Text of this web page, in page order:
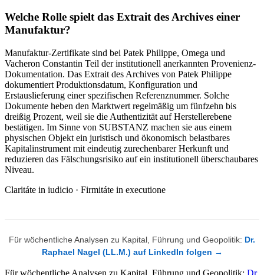
Welche Rolle spielt das Extrait des Archives einer
Manufaktur?
Manufaktur-Zertifikate sind bei Patek Philippe, Omega und
Vacheron Constantin Teil der institutionell anerkannten Provenienz-
Dokumentation. Das Extrait des Archives von Patek Philippe
dokumentiert Produktionsdatum, Konfiguration und
Erstauslieferung einer spezifischen Referenznummer. Solche
Dokumente heben den Marktwert regelmäßig um fünfzehn bis
dreißig Prozent, weil sie die Authentizität auf Herstellerebene
bestätigen. Im Sinne von SUBSTANZ machen sie aus einem
physischen Objekt ein juristisch und ökonomisch belastbares
Kapitalinstrument mit eindeutig zurechenbarer Herkunft und
reduzieren das Fälschungsrisiko auf ein institutionell überschaubares
Niveau.
Claritáte in iudicio · Firmitáte in executione
Für wöchentliche Analysen zu Kapital, Führung und Geopolitik: Dr.
Raphael Nagel (LL.M.) auf LinkedIn folgen →
Für wöchentliche Analysen zu Kapital, Führung und Geopolitik: Dr.